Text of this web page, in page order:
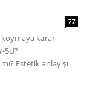
77
koymaya karar
5U?
Estetik anlayışı